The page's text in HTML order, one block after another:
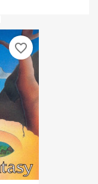
favorite_border